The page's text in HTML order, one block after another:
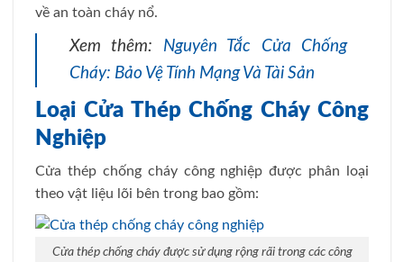
về an toàn cháy nổ.
Xem thêm: Nguyên Tắc Cửa Chống
Cháy: Bảo Vệ Tính Mạng Và Tài Sản
Loại Cửa Thép Chống Cháy Công
Nghiệp
Cửa thép chống cháy công nghiệp được phân loại
theo vật liệu lõi bên trong bao gồm:
Cửa thép chống cháy được sử dụng rộng rãi trong các công